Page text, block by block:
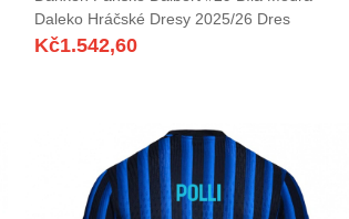
Daleko Hráčské Dresy 2025/26 Dres
Kč1.542,60